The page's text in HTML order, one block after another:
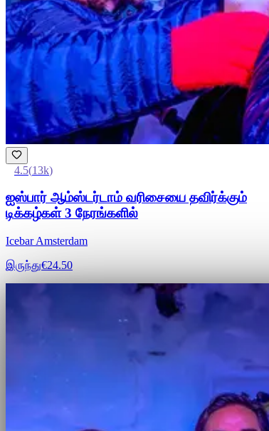
4.5(13k)
ஐஸ்பார் ஆம்ஸ்டர்டாம் வரிசையை தவிர்க்கும்
டிக்கழ்கள் 3 நேரங்களில்
Icebar Amsterdam
இருந்து€24.50